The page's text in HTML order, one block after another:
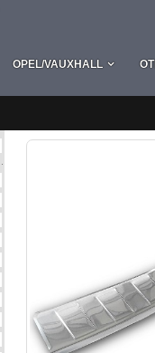
OPEL/VAUXHALL